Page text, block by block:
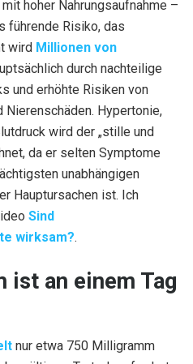
hoher Nahrungsaufnahme –
führende Risiko, das
wird Millionen von
durch nachteilige
und erhöhte Risiken von
Nierenschäden. Hypertonie,
wird der „stille und
da er selten Symptome
unabhängigen
Hauptursachen ist. Ich
Sind
wirksam?.
ist an einem Tag
nur etwa 750 Milligramm